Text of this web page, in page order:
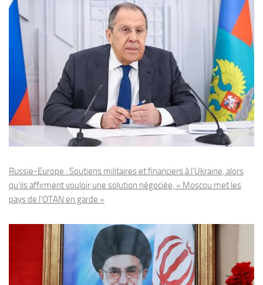
Russie-Europe : Soutiens militaires et financiers à l’Ukraine, alors
qu’ils affirment vouloir une solution négociée, « Moscou met les
pays de l’OTAN en garde »